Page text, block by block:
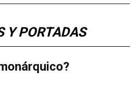
Y PORTADAS